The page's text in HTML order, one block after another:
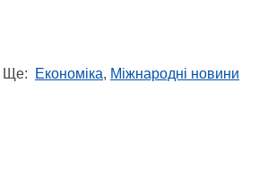
Ще: Економіка, Міжнародні новини